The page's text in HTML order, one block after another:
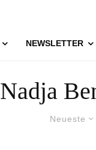
NEWSLETTER
Nadja
Neueste